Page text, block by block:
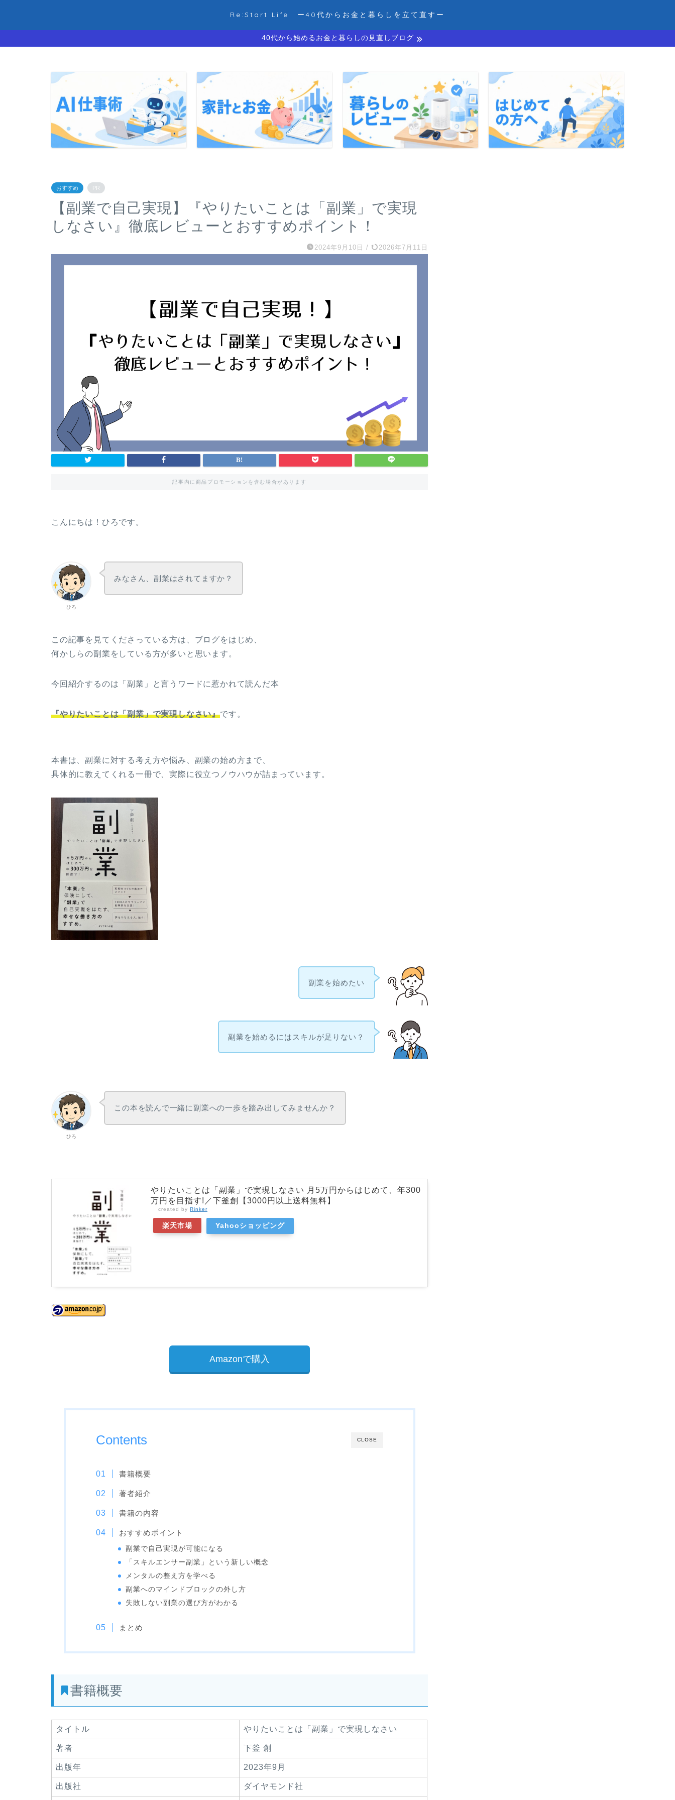
Re:Start Life ー40代からお金と暮らしを立て直すー
40代から始めるお金と暮らしの見直しブログ
おすすめ PR
【副業で自己実現】『やりたいことは「副業」で実現
しなさい』徹底レビューとおすすめポイント！
2024年9月10日 / 2026年7月11日
記事内に商品プロモーションを含む場合があります
こんにちは！ひろです。
ひろ
みなさん、副業はされてますか？
この記事を見てくださっている方は、ブログをはじめ、
何かしらの副業をしている方が多いと思います。
今回紹介するのは「副業」と言うワードに惹かれて読んだ本
『やりたいことは「副業」で実現しなさい』です。
本書は、副業に対する考え方や悩み、副業の始め方まで、
具体的に教えてくれる一冊で、実際に役立つノウハウが詰まっています。
副業を始めたい
副業を始めるにはスキルが足りない？
ひろ
この本を読んで一緒に副業への一歩を踏み出してみませんか？
やりたいことは「副業」で実現しなさい 月5万円からはじめて、年300
万円を目指す!／下釜創【3000円以上送料無料】
created by Rinker
楽天市場 Yahooショッピング
Amazonで購入
CLOSE
Contents
書籍概要
著者紹介
書籍の内容
おすすめポイント
副業で自己実現が可能になる
「スキルエンサー副業」という新しい概念
メンタルの整え方を学べる
副業へのマインドブロックの外し方
失敗しない副業の選び方がわかる
まとめ
書籍概要
タイトル やりたいことは「副業」で実現しなさい
著者 下釜 創
出版年 2023年9月
出版社 ダイヤモンド社